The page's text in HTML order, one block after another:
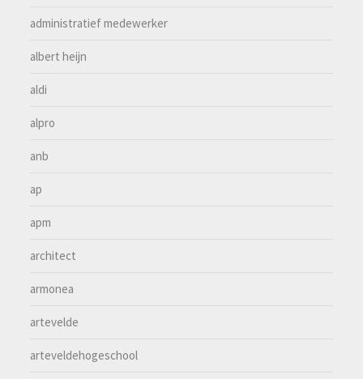
administratief medewerker
albert heijn
aldi
alpro
anb
ap
apm
architect
armonea
artevelde
arteveldehogeschool